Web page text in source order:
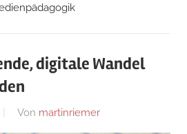
digitale Wandel
Von martinriemer
Uncategorized